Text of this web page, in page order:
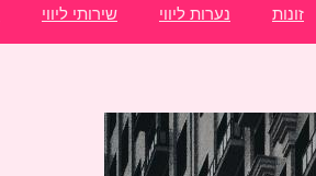
זונות נערות ליווי שירותי ליווי